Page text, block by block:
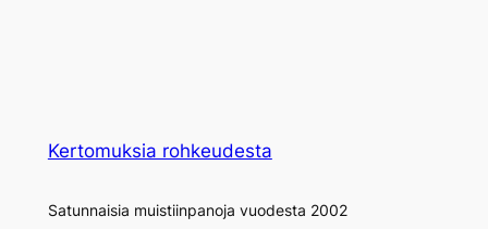
Kertomuksia rohkeudesta
Satunnaisia muistiinpanoja vuodesta 2002